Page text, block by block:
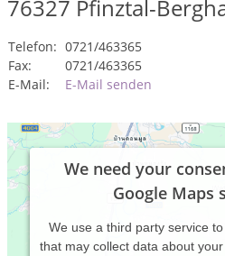
76327 Pfinztal-
Telefon: 0721/463365
Fax:
0721/463365
E-Mail:
E-Mail senden
We need your
Google Maps
We use a third party service
that may collect data about